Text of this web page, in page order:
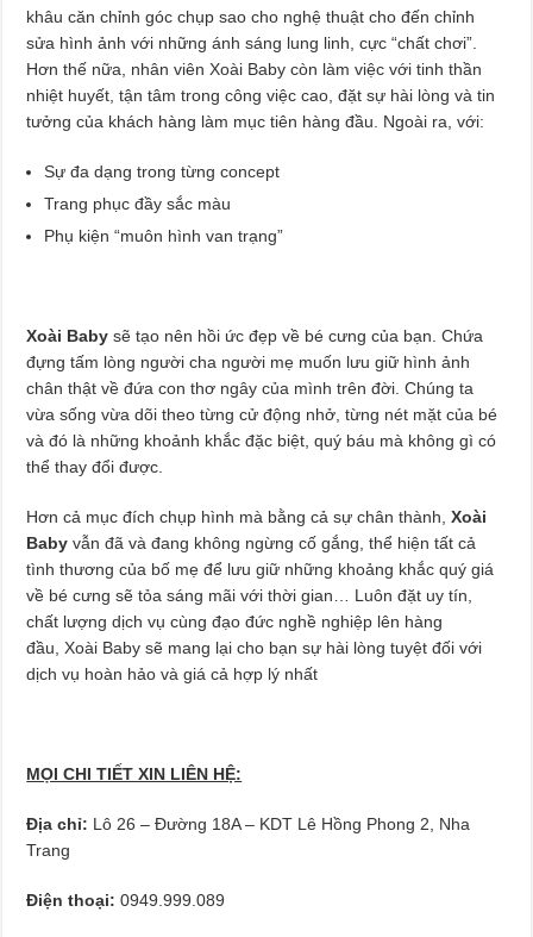
khâu căn chỉnh góc chụp sao cho nghệ thuật cho đến chỉnh
sửa hình ảnh với những ánh sáng lung linh, cực “chất chơi”.
Hơn thế nữa, nhân viên Xoài Baby còn làm việc với tinh thần
nhiệt huyết, tận tâm trong công việc cao, đặt sự hài lòng và tin
tưởng của khách hàng làm mục tiên hàng đầu. Ngoài ra, với:
Sự đa dạng trong từng concept
Trang phục đầy sắc màu
Phụ kiện “muôn hình van trạng”
Xoài Baby sẽ tạo nên hồi ức đẹp về bé cưng của bạn. Chứa
đựng tấm lòng người cha người mẹ muốn lưu giữ hình ảnh
chân thật về đứa con thơ ngây của mình trên đời. Chúng ta
vừa sống vừa dõi theo từng cử động nhở, từng nét mặt của bé
và đó là những khoảnh khắc đặc biệt, quý báu mà không gì có
thể thay đổi được.
Hơn cả mục đích chụp hình mà bằng cả sự chân thành, Xoài
Babyvẫn đã và đang không ngừng cố gắng, thể hiện tất cả
tình thương của bố mẹ để lưu giữ những khoảng khắc quý giá
về bé cưng sẽ tỏa sáng mãi với thời gian… Luôn đặt uy tín,
chất lượng dịch vụ cùng đạo đức nghề nghiệp lên hàng
đầu, Xoài Baby sẽ mang lại cho bạn sự hài lòng tuyệt đối với
dịch vụ hoàn hảo và giá cả hợp lý nhất
MỌI CHI TIẾT XIN LIÊN HỆ:
Địa chỉ: Lô 26 – Đường 18A – KDT Lê Hồng Phong 2, Nha
Trang
Điện thoại:0949.999.089